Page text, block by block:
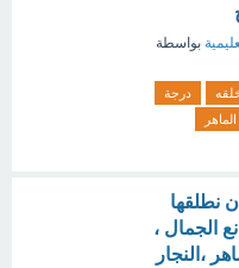
بواسطة
درجة
الماهر
نطلقها
الجمال ،
،النجار